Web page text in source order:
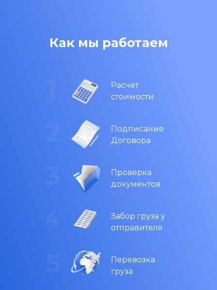
Как мы работаем
Расчет
стоимости
Подписание
Договора
Проверка
документов
Забор груза у
отправителя
Перевозка
груза